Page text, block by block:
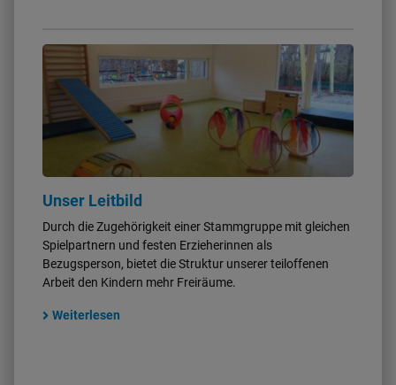
Unser Leitbild
Durch die Zugehörigkeit einer Stammgruppe mit gleichen
Spielpartnern und festen Erzieherinnen als
Bezugsperson, bietet die Struktur unserer teiloffenen
Arbeit den Kindern mehr Freiräume.
Weiterlesen